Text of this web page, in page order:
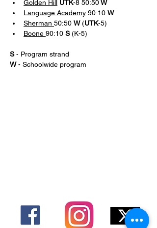
Golden Hill UTK-8 50:50 W
Language Academy 90:10 W
Sherman 50:50 W (UTK-5)
Boone 90:10 S (K-5)
S - Program strand
W - Schoolwide program